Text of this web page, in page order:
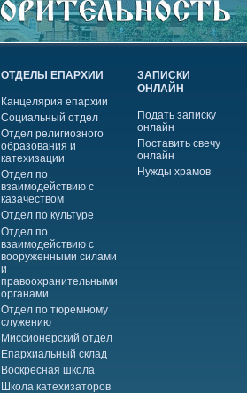
ОТДЕЛЫ ЕПАРХИИ
Канцелярия епархии
Социальный отдел
Отдел религиозного
образования и
катехизации
Отдел по
взаимодействию с
казачеством
Отдел по культуре
Отдел по
взаимодействию с
вооруженными силами
и
правоохранительными
органами
Отдел по тюремному
служению
Миссионерский отдел
Епархиальный склад
Воскресная школа
Школа катехизаторов
ЗАПИСКИ
ОНЛАЙН
Подать записку
онлайн
Поставить свечу
онлайн
Нужды храмов